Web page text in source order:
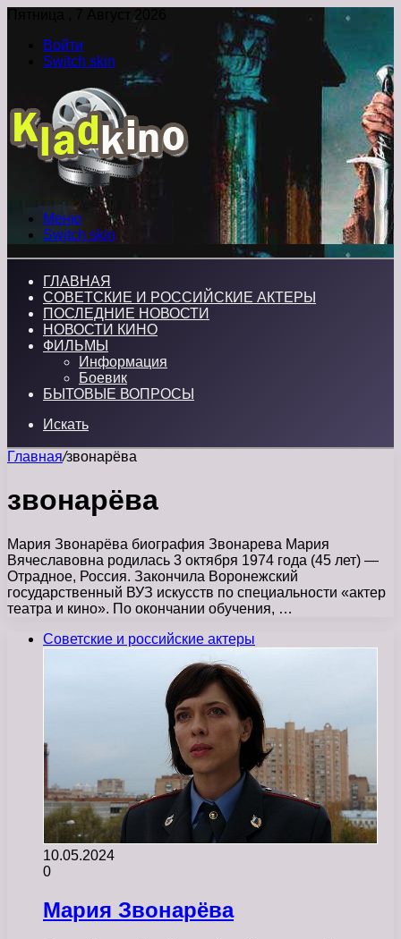
Пятница , 7 Август 2026
Войти
Switch skin
Меню
Switch skin
ГЛАВНАЯ
СОВЕТСКИЕ И РОССИЙСКИЕ АКТЕРЫ
ПОСЛЕДНИЕ НОВОСТИ
НОВОСТИ КИНО
ФИЛЬМЫ
Информация
Боевик
БЫТОВЫЕ ВОПРОСЫ
Искать
Главная/звонарёва
звонарёва
Мария Звонарёва биография Звонарева Мария
Вячеславовна родилась 3 октября 1974 года (45 лет) —
Отрадное, Россия. Закончила Воронежский
государственный ВУЗ искусств по специальности «актер
театра и кино». По окончании обучения, …
Советские и российские актеры
10.05.2024
0
Мария Звонарёва